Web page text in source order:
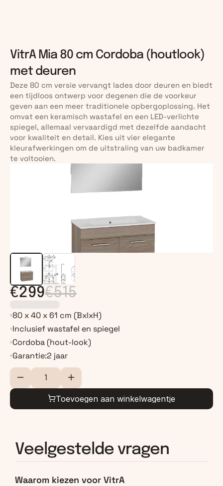
VitrA Mia 80 cm Cordoba (houtlook)
met deuren
Deze 80 cm versie vervangt lades door deuren en biedt
een tijdloos ontwerp voor degenen die de voorkeur
geven aan een meer traditionele opbergoplossing. Het
omvat een keramisch wastafel en een LED-verlichte
spiegel, allemaal vervaardigd met dezelfde aandacht
voor kwaliteit en detail. Kies uit vier elegante
kleurafwerkingen om de uitstraling van uw badkamer
te voltooien.
€299€515
80 x 40 x 61 cm (BxlxH)
Inclusief wastafel en spiegel
Cordoba (hout-look)
Garantie:2 jaar
Toevoegen aan winkelwagentje
Veelgestelde vragen
Waarom kiezen voor VitrA